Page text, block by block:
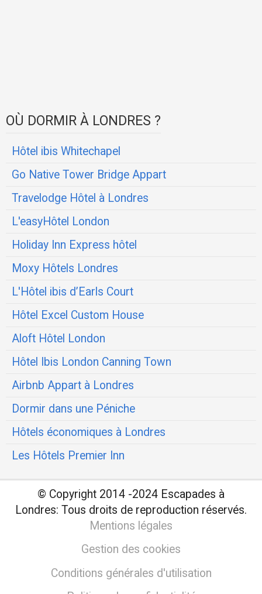
OÙ DORMIR À LONDRES ?
Hôtel ibis Whitechapel
Go Native Tower Bridge Appart
Travelodge Hôtel à Londres
L'easyHôtel London
Holiday Inn Express hôtel
Moxy Hôtels Londres
L'Hôtel ibis d’Earls Court
Hôtel Excel Custom House
Aloft Hôtel London
Hôtel Ibis London Canning Town
Airbnb Appart à Londres
Dormir dans une Péniche
Hôtels économiques à Londres
Les Hôtels Premier Inn
© Copyright 2014 -2024 Escapades à
Londres: Tous droits de reproduction réservés.
Mentions légales
Gestion des cookies
Conditions générales d'utilisation